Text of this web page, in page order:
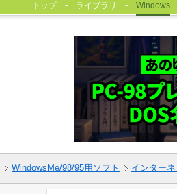
トップ ライブラリ Windows
WindowsMe/98/95用ソフト インター